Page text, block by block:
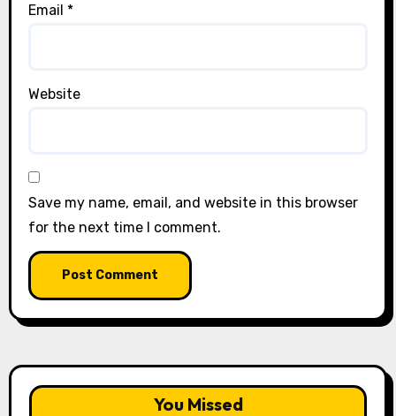
Email *
Website
Save my name, email, and website in this browser
for the next time I comment.
You Missed